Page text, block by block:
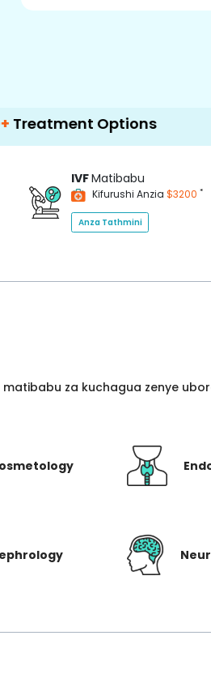
Options
IVFMatibabu
Kifurushi Anzia $3200 *
Anza Tathmini
za kuchagua zenye